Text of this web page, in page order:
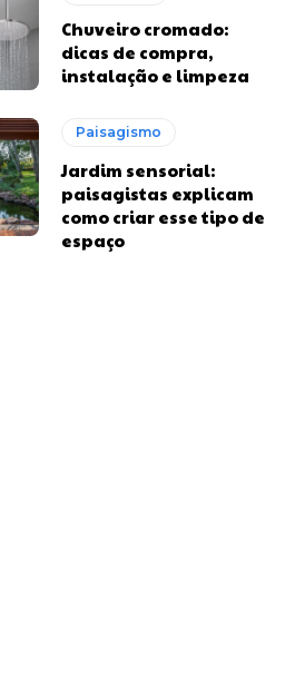
Chuveiro cromado:
dicas de compra,
instalação e limpeza
Paisagismo
Jardim sensorial:
paisagistas explicam
como criar esse tipo de
espaço